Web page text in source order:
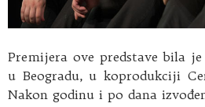
Premijera ove predstave bila je
u Beogradu, u koprodukciji
Nakon godinu i po dana